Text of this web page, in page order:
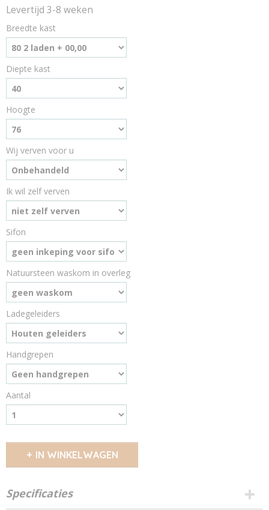
Levertijd 3-8 weken
Breedte kast
Diepte kast
Hoogte
Wij verven voor u
Ik wil zelf verven
Sifon
Natuursteen waskom in overleg
Ladegeleiders
Handgrepen
Aantal
IN WINKELWAGEN
Specificaties